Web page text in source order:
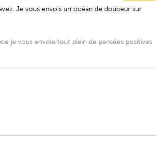
Je vous envois un océan de douceur sur
je vous envoie tout plein de pensées positives